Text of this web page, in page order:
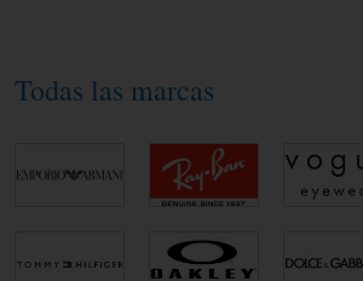
Todas las marcas